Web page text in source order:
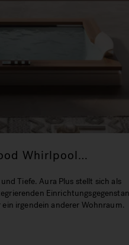
Whirlpool
Tiefe. Aura Plus stellt sich als
irgendein anderer Wohnraum.